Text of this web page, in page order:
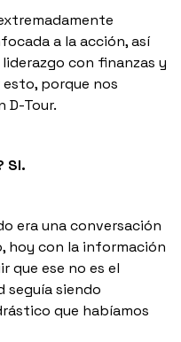
a la acción, así
con finanzas y
porque nos
D-Tour.
SI.
era una conversación
hoy con la información
que ese no es el
seguía siendo
que habíamos